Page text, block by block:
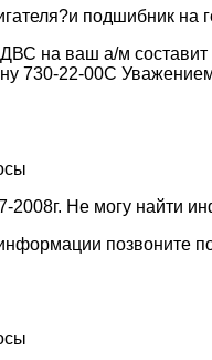
подшибник на
на ваш а/м составит
730-22-00С
2008г. Не могу
позвоните